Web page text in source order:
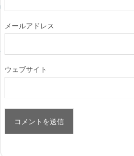
メールアドレス
ウェブサイト